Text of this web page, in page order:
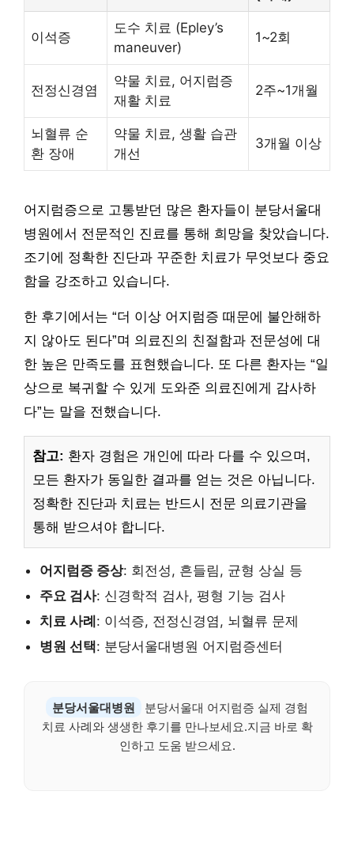
이석증
도수 치료 (Epley’s
maneuver)
1~2회
전정신경염
약물 치료, 어지럼증
재활 치료
2주~1개월
뇌혈류 순
환 장애
약물 치료, 생활 습관
개선
3개월 이상
어지럼증으로 고통받던 많은 환자들이 분당서울대
병원에서 전문적인 진료를 통해 희망을 찾았습니다.
조기에 정확한 진단과 꾸준한 치료가 무엇보다 중요
함을 강조하고 있습니다.
한 후기에서는 “더 이상 어지럼증 때문에 불안해하
지 않아도 된다”며 의료진의 친절함과 전문성에 대
한 높은 만족도를 표현했습니다. 또 다른 환자는 “일
상으로 복귀할 수 있게 도와준 의료진에게 감사하
다”는 말을 전했습니다.
참고: 환자 경험은 개인에 따라 다를 수 있으며,
모든 환자가 동일한 결과를 얻는 것은 아닙니다.
정확한 진단과 치료는 반드시 전문 의료기관을
통해 받으셔야 합니다.
어지럼증 증상: 회전성, 흔들림, 균형 상실 등
주요 검사: 신경학적 검사, 평형 기능 검사
치료 사례: 이석증, 전정신경염, 뇌혈류 문제
병원 선택: 분당서울대병원 어지럼증센터
분당서울대병원
분당서울대 어지럼증 실제 경험
치료 사례와 생생한 후기를 만나보세요.지금 바로 확
인하고 도움 받으세요.